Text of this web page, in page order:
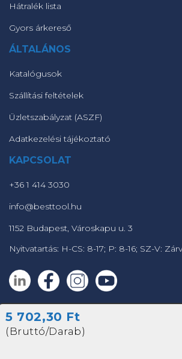
5 702,30 Ft
(Bruttó/Darab)
Hátralék lista
Gyors árkereső
ÁLTALÁNOS
Katalógusok
Szállítási feltételek
Üzletszabályzat (ASZF)
Adatkezelési tájékoztató
KAPCSOLAT
+36 1 414 3030
info@besttool.hu
1152 Budapest, Városkapu u. 3
Nyitvatartás: H-CS: 8-17; P: 8-16; SZ-V:
© 2023 - 2023 Fétis Professional
Powered by